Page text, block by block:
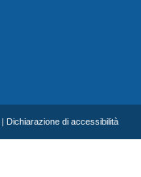
Dichiarazione di accessibilità